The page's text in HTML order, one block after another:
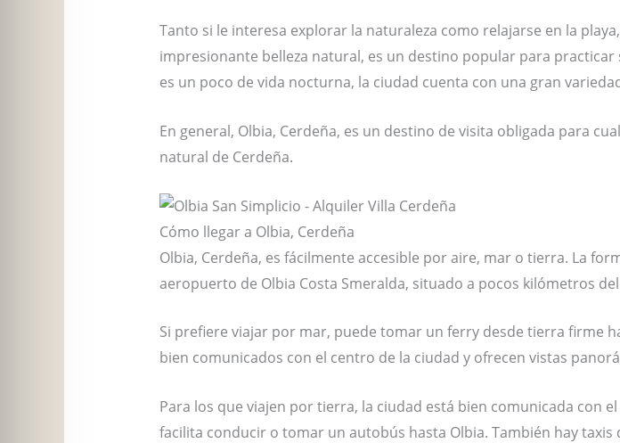
Tanto si le interesa explorar la naturaleza como relajarse en la
impresionante belleza natural, es un destino popular para
es un poco de vida nocturna, la ciudad cuenta con una gran
En general, Olbia, Cerdeña, es un destino de visita obligada para
natural de Cerdeña.
Cómo llegar a Olbia, Cerdeña
Olbia, Cerdeña, es fácilmente accesible por aire, mar o tierra. La
aeropuerto de Olbia Costa Smeralda, situado a pocos kilómetros
Si prefiere viajar por mar, puede tomar un ferry desde tierra firme
bien comunicados con el centro de la ciudad y ofrecen vistas
Para los que viajen por tierra, la ciudad está bien comunicada con
facilita conducir o tomar un autobús hasta Olbia. También hay